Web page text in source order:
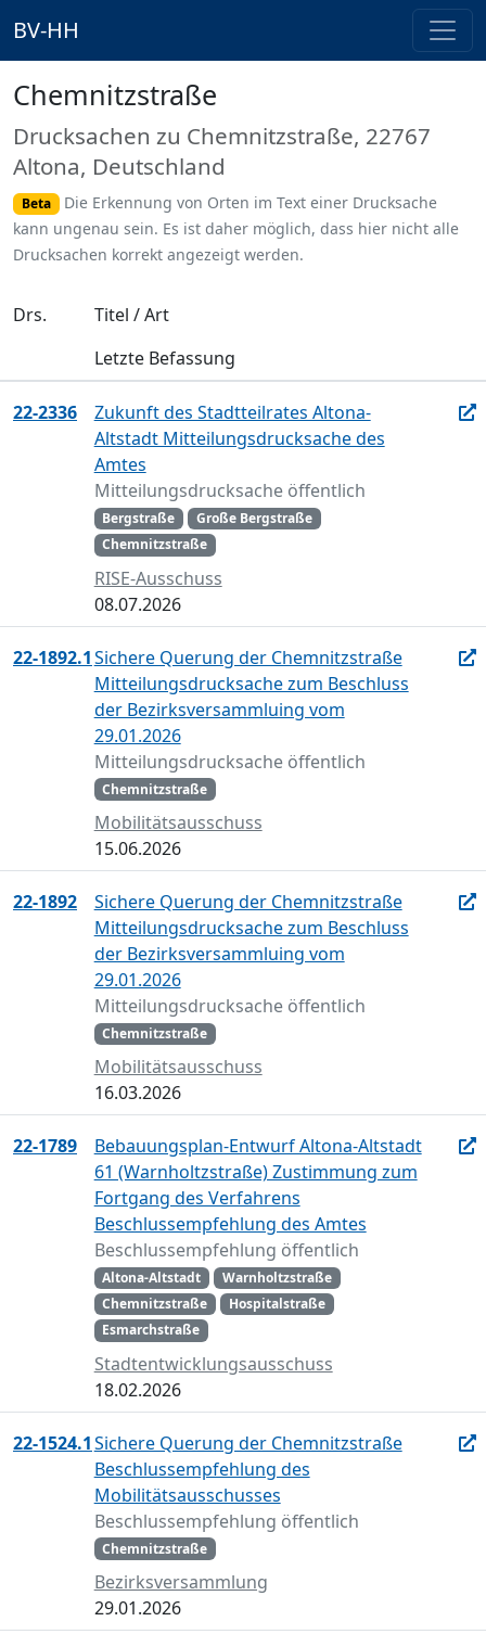
BV-HH
Chemnitzstraße
Drucksachen zu Chemnitzstraße, 22767
Altona, Deutschland
Beta
Die Erkennung von Orten im Text einer Drucksache
kann ungenau sein. Es ist daher möglich, dass hier nicht alle
Drucksachen korrekt angezeigt werden.
Drs.
Titel / Art
Letzte Befassung
22-2336
Zukunft des Stadtteilrates Altona-
Altstadt Mitteilungsdrucksache des
Amtes
Mitteilungsdrucksache öffentlich
Bergstraße
Große Bergstraße
Chemnitzstraße
RISE-Ausschuss
08.07.2026
22-1892.1Sichere Querung der Chemnitzstraße
Mitteilungsdrucksache zum Beschluss
der Bezirksversammluing vom
29.01.2026
Mitteilungsdrucksache öffentlich
Chemnitzstraße
Mobilitätsausschuss
15.06.2026
22-1892
Sichere Querung der Chemnitzstraße
Mitteilungsdrucksache zum Beschluss
der Bezirksversammluing vom
29.01.2026
Mitteilungsdrucksache öffentlich
Chemnitzstraße
Mobilitätsausschuss
16.03.2026
22-1789
Bebauungsplan-Entwurf Altona-Altstadt
61 (Warnholtzstraße) Zustimmung zum
Fortgang des Verfahrens
Beschlussempfehlung des Amtes
Beschlussempfehlung öffentlich
Altona-Altstadt
Warnholtzstraße
Chemnitzstraße
Hospitalstraße
Esmarchstraße
Stadtentwicklungsausschuss
18.02.2026
22-1524.1Sichere Querung der Chemnitzstraße
Beschlussempfehlung des
Mobilitätsausschusses
Beschlussempfehlung öffentlich
Chemnitzstraße
Bezirksversammlung
29.01.2026